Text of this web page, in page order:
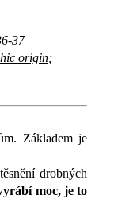
37
origin;
Základem je
drobných
moc, je to